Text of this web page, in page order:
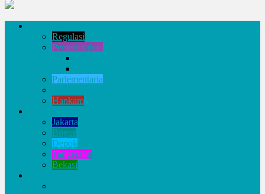
Regulasi
Pemerintahan
Parlementaria
Hankam
Jakarta
Bogor
Depok
Tangerang
Bekasi